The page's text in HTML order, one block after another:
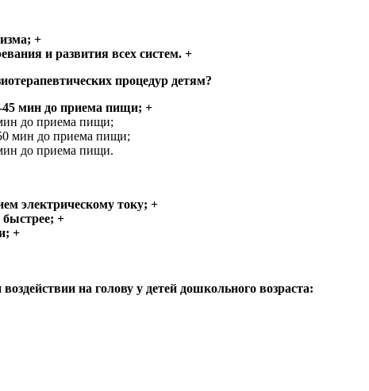
+
и развития всех систем. +
процедур детям?
45 мин до приема пищи; +
до приема пищи;
мин до приема пищи;
до приема пищи.
электрическому току; +
+
+
на голову у детей дошкольного возраста: